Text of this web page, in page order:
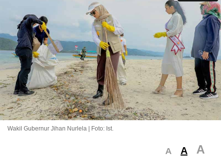
Wakil Gubernur Jihan Nurlela | Foto: Ist.
A A A